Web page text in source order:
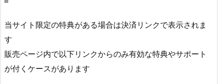
当サイト限定の特典がある場合は決済リンクで表示されま
す
販売ページ内で以下リンクからのみ有効な特典やサポート
が付くケースがあります